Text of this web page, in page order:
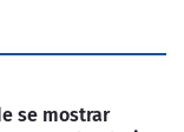
se mostrar